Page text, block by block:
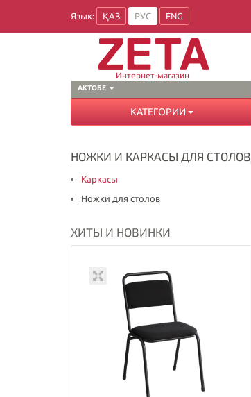
Язык: ҚАЗ РУС ENG
АКТОБЕ
Интернет-магазин
КАТЕГОРИИ
НОЖКИ И КАРКАСЫ ДЛЯ СТОЛОВ
Каркасы
Ножки для столов
ХИТЫ И НОВИНКИ